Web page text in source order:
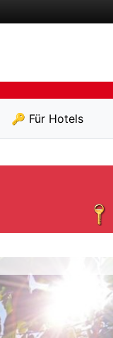
🔑 Für Hotels